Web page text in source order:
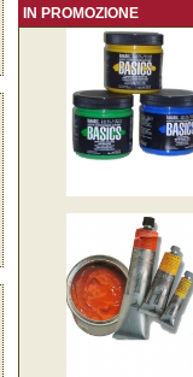
IN PROMOZIONE